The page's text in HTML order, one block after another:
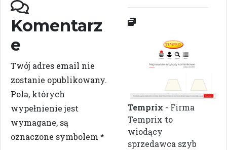
Komentarz
e
Twój adres email nie
zostanie opublikowany.
Pola, których
wypełnienie jest
wymagane, są
oznaczone symbolem *
Temprix - Firma
Temprix to
wiodący
sprzedawca szyb